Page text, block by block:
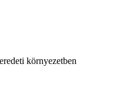
környezetben